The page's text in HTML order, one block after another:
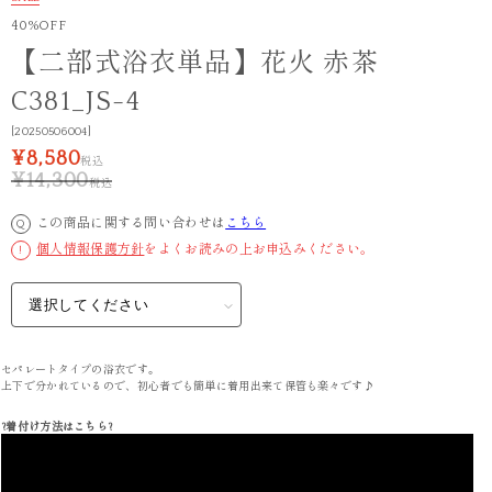
40%OFF
【二部式浴衣単品】花火 赤茶
C381_JS-4
[20250506004]
¥8,580税込
¥14,300税込
Q この商品に関する問い合わせは こちら
! 個人情報保護方針をよくお読みの上お申込みください。
セパレートタイプの浴衣です。
上下で分かれているので、初心者でも簡単に着用出来て保管も楽々です♪
?着付け方法はこちら?